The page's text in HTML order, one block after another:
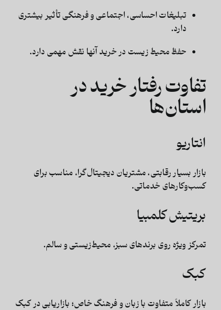
تبلیغات احساسی، اجتماعی و فرهنگی تأثیر بیشتری
دارد.
حفظ محیط‌ زیست در خرید آنها نقش مهمی دارد.
تفاوت رفتار خرید در
استان‌ها
انتاریو
بازار بسیار رقابتی، مشتریان دیجیتال‌گرا، مناسب برای
کسب‌وکارهای خدماتی.
بریتیش کلمبیا
تمرکز ویژه روی برندهای سبز، محیط‌زیستی و سالم.
کبک
بازار کاملاً متفاوت با زبان و فرهنگ خاص؛ بازاریابی در کبک